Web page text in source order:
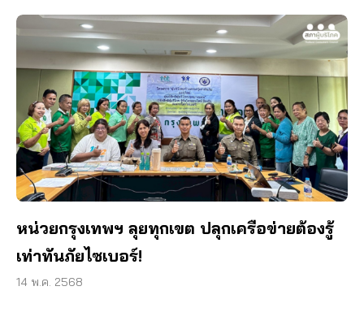
หน่วยกรุงเทพฯ ลุยทุกเขต ปลุกเครือข่ายต้องรู้
เท่าทันภัยไซเบอร์!
14 พ.ค. 2568